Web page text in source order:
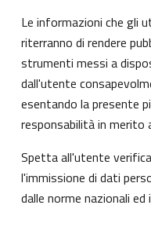
Le informazioni che gli
riterranno di rendere
strumenti messi a
dall'utente
esentando la presente
responsabilità in merito
Spetta all'utente
l'immissione di dati
dalle norme nazionali ed